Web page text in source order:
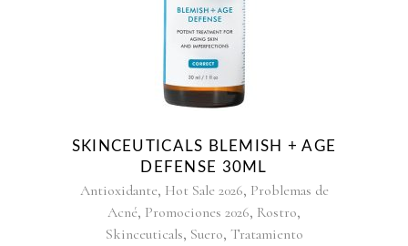
SKINCEUTICALS BLEMISH + AGE
DEFENSE 30ML
Antioxidante, Hot Sale 2026, Problemas de
Acné, Promociones 2026, Rostro,
Skinceuticals, Suero, Tratamiento